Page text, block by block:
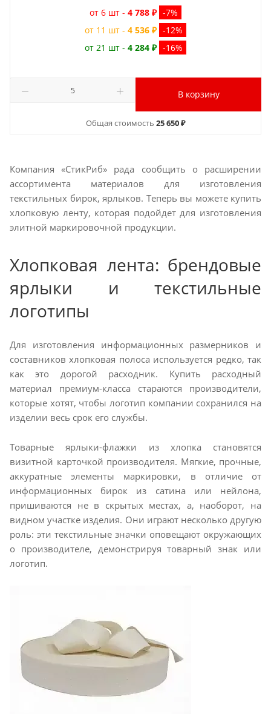
от 6 шт - 4 788 ₽ -7%
от 11 шт - 4 536 ₽ -12%
от 21 шт - 4 284 ₽ -16%
В корзину
Общая стоимость 25 650 ₽
Компания «СтикРиб» рада сообщить о расширении
ассортимента материалов для изготовления
текстильных бирок, ярлыков. Теперь вы можете купить
хлопковую ленту, которая подойдет для изготовления
элитной маркировочной продукции.
Хлопковая лента: брендовые
ярлыки и текстильные
логотипы
Для изготовления информационных размерников и
составников хлопковая полоса используется редко, так
как это дорогой расходник. Купить расходный
материал премиум-класса стараются производители,
которые хотят, чтобы логотип компании сохранился на
изделии весь срок его службы.
Товарные ярлыки-флажки из хлопка становятся
визитной карточкой производителя. Мягкие, прочные,
аккуратные элементы маркировки, в отличие от
информационных бирок из сатина или нейлона,
пришиваются не в скрытых местах, а, наоборот, на
видном участке изделия. Они играют несколько другую
роль: эти текстильные значки оповещают окружающих
о производителе, демонстрируя товарный знак или
логотип.